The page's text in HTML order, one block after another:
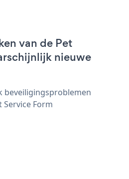
van de Pet
nieuwe
beveiligingsproblemen
Form